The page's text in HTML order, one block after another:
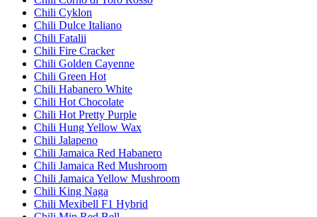
Chili Cyklon
Chili Dulce Italiano
Chili Fatalii
Chili Fire Cracker
Chili Golden Cayenne
Chili Green Hot
Chili Habanero White
Chili Hot Chocolate
Chili Hot Pretty Purple
Chili Hung Yellow Wax
Chili Jalapeno
Chili Jamaica Red Habanero
Chili Jamaica Red Mushroom
Chili Jamaica Yellow Mushroom
Chili King Naga
Chili Mexibell F1 Hybrid